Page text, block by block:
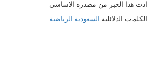
الكلمات الدلائليه السعودية الرياضية